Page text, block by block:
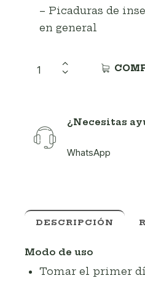
– Picaduras de
en general
¿Necesitas
WhatsApp
DESCRIPCIÓN
Modo de uso
Tomar el primer